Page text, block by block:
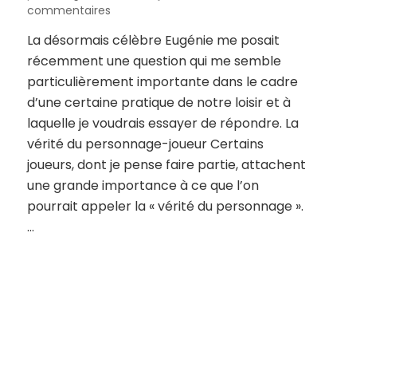
commentairessur
le
sous-
métafictionnel
La désormais célèbre Eugénie me posait
récemment une question qui me semble
particulièrement importante dans le cadre
d’une certaine pratique de notre loisir et à
laquelle je voudrais essayer de répondre. La
vérité du personnage-joueur Certains
joueurs, dont je pense faire partie, attachent
une grande importance à ce que l’on
pourrait appeler la « vérité du personnage ».
…